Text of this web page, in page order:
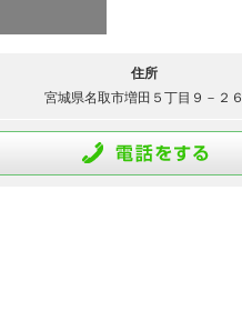
住所
宮城県名取市増田５丁目９－２６